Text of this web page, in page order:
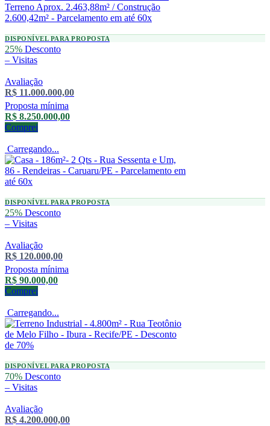
DISPONÍVEL PARA PROPOSTA
25% Desconto
– Visitas
Avaliação
R$ 11.000.000,00
Proposta mínima
R$ 8.250.000,00
Comprei
Carregando...
DISPONÍVEL PARA PROPOSTA
25% Desconto
– Visitas
Avaliação
R$ 120.000,00
Proposta mínima
R$ 90.000,00
Comprei
Carregando...
DISPONÍVEL PARA PROPOSTA
70% Desconto
– Visitas
Avaliação
R$ 4.200.000,00